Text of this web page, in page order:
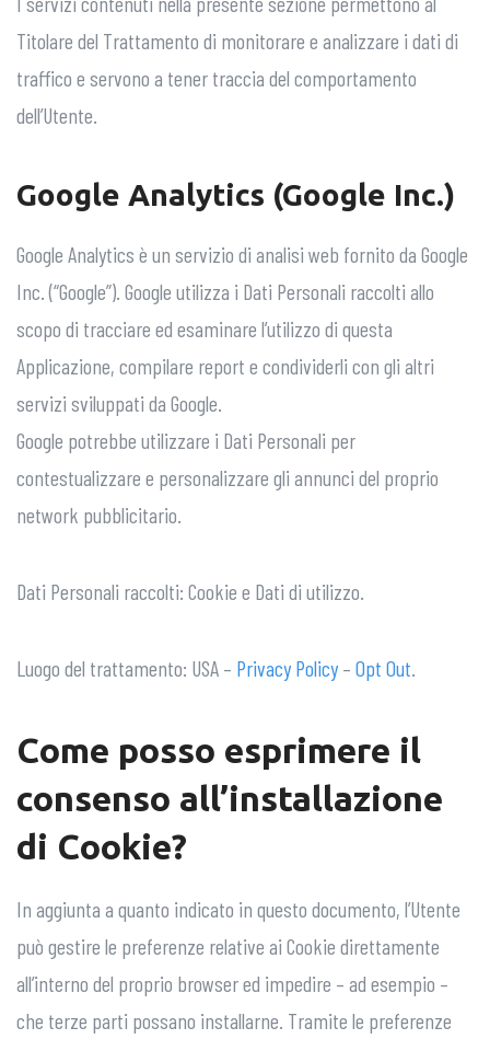
Titolare del Trattamento di monitorare e analizzare i dati di
traffico e servono a tener traccia del comportamento
dell’Utente.
Google Analytics (Google Inc.)
Google Analytics è un servizio di analisi web fornito da Google
Inc. (“Google”). Google utilizza i Dati Personali raccolti allo
scopo di tracciare ed esaminare l’utilizzo di questa
Applicazione, compilare report e condividerli con gli altri
servizi sviluppati da Google.
Google potrebbe utilizzare i Dati Personali per
contestualizzare e personalizzare gli annunci del proprio
network pubblicitario.
Dati Personali raccolti: Cookie e Dati di utilizzo.
Luogo del trattamento: USA – Privacy Policy – Opt Out.
Come posso esprimere il
consenso all’installazione
di Cookie?
In aggiunta a quanto indicato in questo documento, l’Utente
può gestire le preferenze relative ai Cookie direttamente
all’interno del proprio browser ed impedire – ad esempio –
che terze parti possano installarne. Tramite le preferenze